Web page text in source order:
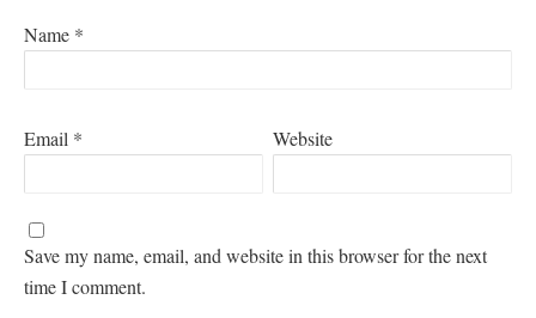
Name *
Email * Website
Save my name, email, and website in this browser for the next
time I comment.